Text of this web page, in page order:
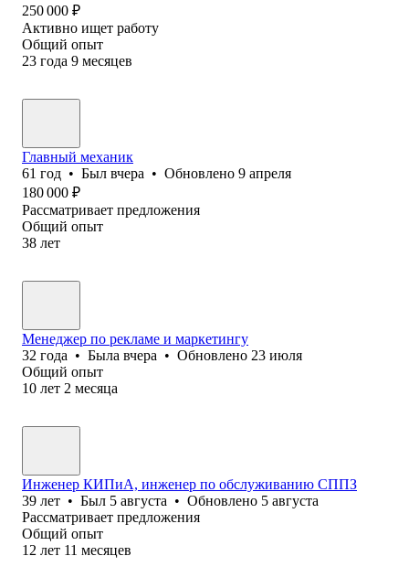
250 000 ₽
Активно ищет работу
Общий опыт
23 года 9 месяцев
Главный механик
61 год • Был вчера • Обновлено 9 апреля
180 000 ₽
Рассматривает предложения
Общий опыт
38 лет
Менеджер по рекламе и маркетингу
32 года • Была вчера • Обновлено 23 июля
Общий опыт
10 лет 2 месяца
Инженер КИПиА, инженер по обслуживанию СППЗ
39 лет • Был 5 августа • Обновлено 5 августа
Рассматривает предложения
Общий опыт
12 лет 11 месяцев